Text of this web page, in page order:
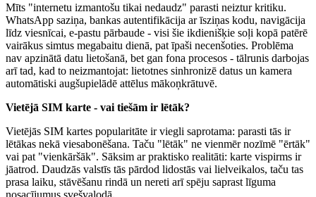
Mīts "internetu izmantošu tikai nedaudz" parasti neiztur kritiku.
WhatsApp saziņa, bankas autentifikācija ar īsziņas kodu, navigācija
līdz viesnīcai, e-pastu pārbaude - visi šie ikdienišķie soļi kopā patērē
vairākus simtus megabaitu dienā, pat īpaši necenšoties. Problēma
nav apzinātā datu lietošanā, bet gan fona procesos - tālrunis darbojas
arī tad, kad to neizmantojat: lietotnes sinhronizē datus un kamera
automātiski augšupielādē attēlus mākoņkrātuvē.
Vietējā SIM karte - vai tiešām ir lētāk?
Vietējās SIM kartes popularitāte ir viegli saprotama: parasti tās ir
lētākas nekā viesabonēšana. Taču "lētāk" ne vienmēr nozīmē "ērtāk"
vai pat "vienkāršāk". Sāksim ar praktisko realitāti: karte vispirms ir
jāatrod. Daudzās valstīs tās pārdod lidostās vai lielveikalos, taču tas
prasa laiku, stāvēšanu rindā un nereti arī spēju saprast līguma
nosacījumus svešvalodā.